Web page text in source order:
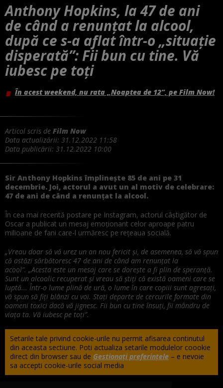
Anthony Hopkins, la 47 de ani
de când a renunțat la alcool,
după ce s-a aflat într-o „situație
disperată”: Fii bun cu tine. Vă
iubesc pe toți
În acest weekend, nu rata „Noaptea de 12”, pe Film Now!
Articol scris de Film Now
Data actualizării: 31.12.2022 11:58
Data publicării: 31.12.2022 10:00
Sir Anthony Hopkins împlinește 85 de ani pe 31
decembrie. Joi, actorul a avut un al motiv de celebrare:
47 de ani de când a renunțat la alcool.
În cea mai recentă postare pe Instagram, actorul câștigător de
Oscar a publicat un mesaj emoționant celor aproape patru
milioane de fani care-l urmăresc pe rețeaua socială.
„Vreau doar să vă urez un an nou fericit și, de asemenea, să vă spun
că astăzi sărbătoresc 47 de ani de când am renunțat la
acool”. „Acesta este un mesaj care se dorește a fi plin de speranță.
Sunt un alcoolic recuperat și vreau să știți că există oameni care se
luptă... Într-o lume plină de ură, o lume în care copiii sunt agresați,
vă spun să fiți blânzi cu voi. Stați departe de cercurile formate din
oameni toxici dacă vă jignesc. Fii bun cu tine însuți, fii mândru de
viața ta. Vă iubesc pe toți”.
Setarile tale privind cookie-urile nu permit afisarea continutul
din aceasta sectiune. Poti actualiza setarile modulelor coookie
direct din browser sau de Gestionați preferințele – e nevoie
sa accepti cookie-urile social media